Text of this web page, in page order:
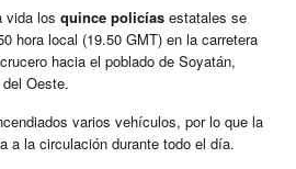
vida los quince policías estatales se
hora local (19.50 GMT) en la carretera
hacia el poblado de Soyatán,
Oeste.
varios vehículos, por lo que la
a la circulación durante todo el día.